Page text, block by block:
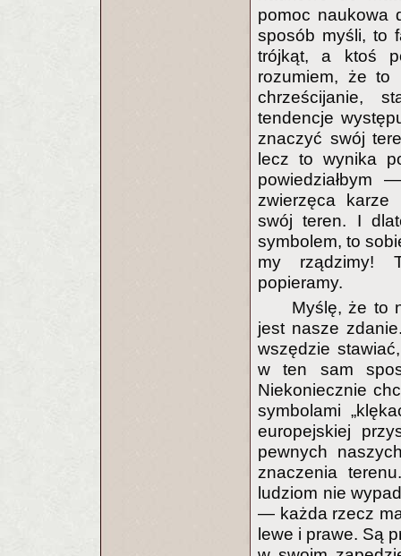
pomoc naukowa
sposób myśli, to
trójkąt, a ktoś
rozumiem, że to
chrześcijanie,
tendencje
znaczyć swój
lecz to wynika
powiedziałbym
zwierzęca karze
swój teren. I
symbolem, to
my rządzimy!
popieramy.
Myślę, że to
jest nasze
wszędzie
w ten sam
Niekoniecznie
symbolami
europejskiej
pewnych
znaczenia
ludziom nie
— każda rzecz
lewe i prawe. Są